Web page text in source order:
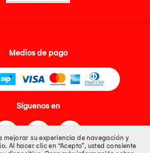
Medios de pago
Síguenos en
mejorar su experiencia de navegación y
Al hacer clic en “Acepto”, usted consiente